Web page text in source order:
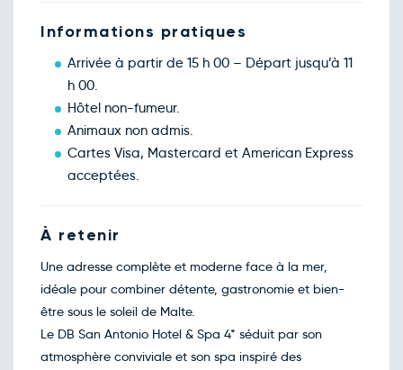
févr.
Retour le Ven. 05 mars 27
02
597€/pers
617€
Retour le Dim. 07 mars 27
mars
05
720€/pers
06
586€ /pers
Retour le Mer. 10 mars 27
07
367€/pers
Retour le Jeu. 11 mars 27
Informations pratiques
Arrivée à partir de 15 h 00 – Départ jusqu’à 11
h 00.
Hôtel non-fumeur.
Animaux non admis.
Cartes Visa, Mastercard et American Express
acceptées.
À retenir
Une adresse complète et moderne face à la mer,
idéale pour combiner détente, gastronomie et bien-
être sous le soleil de Malte.
Le DB San Antonio Hotel & Spa 4* séduit par son
atmosphère conviviale et son spa inspiré des